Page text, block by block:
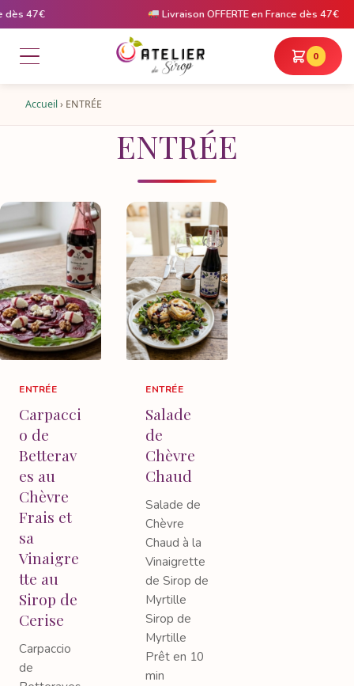
47€ Livraison OFFERTE en France dès 47€
0
Accueil› ENTRÉE
ENTRÉE
ENTRÉE
Carpacci
o de
Betterav
es au
Chèvre
Frais et
sa
Vinaigre
tte au
Sirop de
Cerise
Carpaccio
de
ENTRÉE
Salade
de
Chèvre
Chaud
Salade de
Chèvre
Chaud à la
Vinaigrette
de Sirop de
Myrtille
Sirop de
Myrtille
Prêt en 10
min